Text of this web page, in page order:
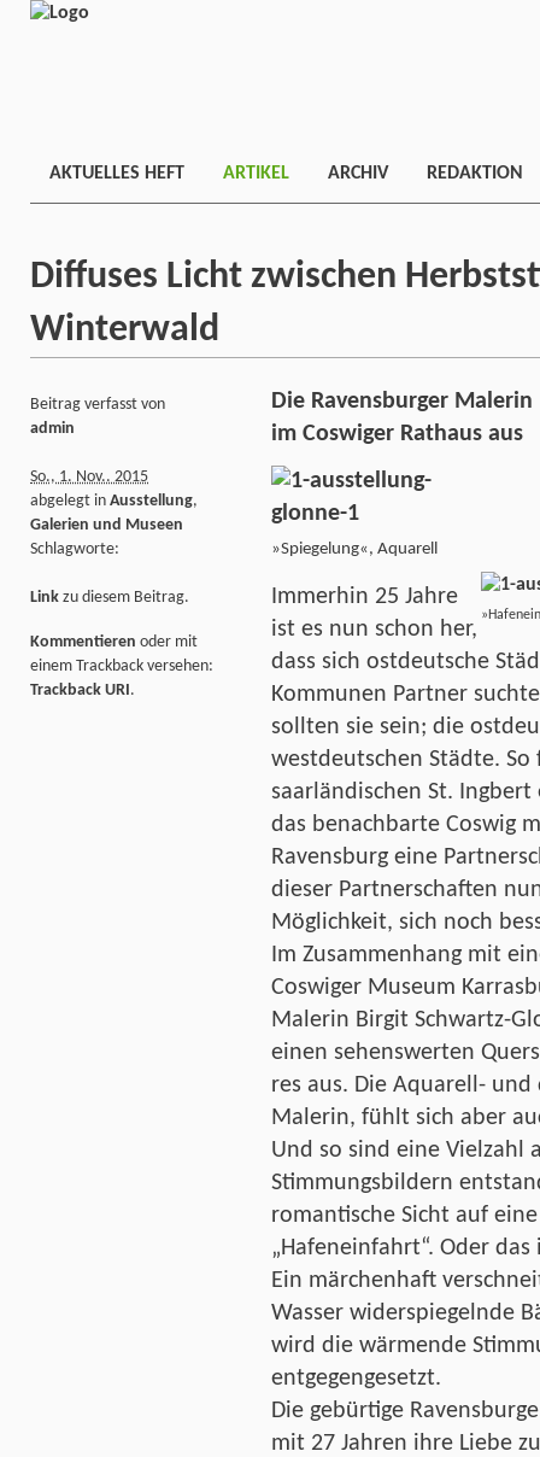
AKTUELLES HEFT ARTIKEL ARCHIV REDAKTION
Diffuses Licht zwischen
Winterwald
Die Ravensburger
im Coswiger Rathaus aus
»Spiegelung«,
Immerhin 25 Jahre
ist es nun schon her,
dass sich ostdeutsche
Kommunen Partner
sollten sie sein; die
westdeutschen Städte.
saarländischen St.
das benachbarte Coswig
Ravensburg eine
dieser Partnerschaften
Möglichkeit, sich noch
Im Zusammenhang mit
Coswiger Museum
Malerin Birgit Schwartz-
einen sehenswerten
res aus. Die Aquarell-
Malerin, fühlt sich aber
Und so sind eine Vielzahl
Stimmungsbildern
romantische Sicht auf
„Hafeneinfahrt“. Oder
Ein märchenhaft
Wasser widerspiegelnde
wird die wärmende
entgegengesetzt.
Die gebürtige
mit 27 Jahren ihre Liebe
Beitrag verfasst von
admin
So., 1. Nov.. 2015
abgelegt in Ausstellung,
Galerien und Museen
Schlagworte:
Link zu diesem Beitrag.
Kommentieren oder mit
einem Trackback versehen:
Trackback URI.